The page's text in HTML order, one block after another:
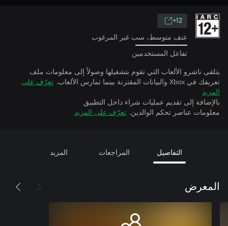
12+
عنف متوسط، سب غير المرغوب
تفاعل المستخدمين
يتلقى ناشرو الألعاب التي تقوم بتشغيلها وصولاً إلى معلومات ملف
تعريفك في Xbox والبيانات المقترنة بينما تمارس الألعاب.
تعرّف على
المزيد
بالإضافة إلى تقديم عمليات شراء داخل التطبيق
معلومات عناصر تحكم الوالدين. تعرّف على المزيد
التفاصيل المراجعات المزيد
المعرض